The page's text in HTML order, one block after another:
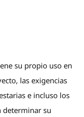
su propio uso en
las exigencias
e incluso los
determinar su